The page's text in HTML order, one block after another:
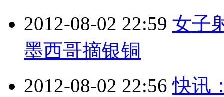
2012-08-02 22:59 女子
墨西哥摘银铜
2012-08-02 22:56 快讯